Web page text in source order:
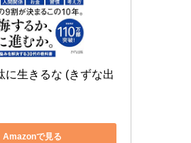
に生きるな (きずな出
Amazonで見る